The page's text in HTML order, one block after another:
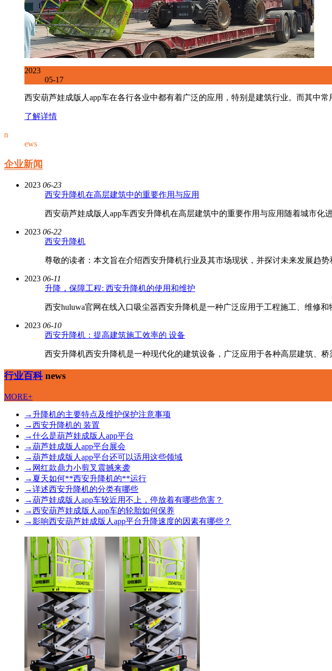
2023
05-17
西安葫芦娃成版人app车在各行各业中都有着广泛的应用，特别是建筑行业。而其中
了解详情
n
ews
企业新闻
2023 06-23
西安升降机在高层建筑中的重要作用与应用
西安葫芦娃成版人app车西安升降机在高层建筑中的重要作用与应用随着城市化进程
2023 06-22
西安升降机
尊敬的读者：本文旨在介绍西安升降机行业及其市场现状，并探讨未来发展
2023 06-11
升降，保障工程: 西安升降机的使用和维护
西安huluwa官网在线入口吸尘器西安升降机是一种广泛应用于工程施工、维修
2023 06-10
西安升降机：提高建筑施工效率的 设备
西安升降机西安升降机是一种现代化的建筑设备，广泛应用于各种高层建筑、桥梁
行业百科 news
MORE+
→ 升降机的主要特点及维护保护注意事项
→西安升降机的 装置
→什么是葫芦娃成版人app平台
→葫芦娃成版人app平台展会
→葫芦娃成版人app平台还可以适用这些领域
→ 网红款鼎力小剪叉震撼来袭
→ 夏天如何**西安升降机的**运行
→详述西安升降机的分类有哪些
→葫芦娃成版人app车较近用不上，停放着有哪些危害？
→西安葫芦娃成版人app车的轮胎如何保养
→影响西安葫芦娃成版人app平台升降速度的因素有哪些？